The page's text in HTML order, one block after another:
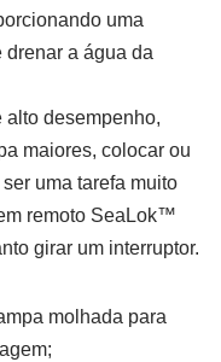
uma
a água da
desempenho,
maiores, colocar ou
uma tarefa muito
remoto SeaLok™
girar um interruptor.
molhada para